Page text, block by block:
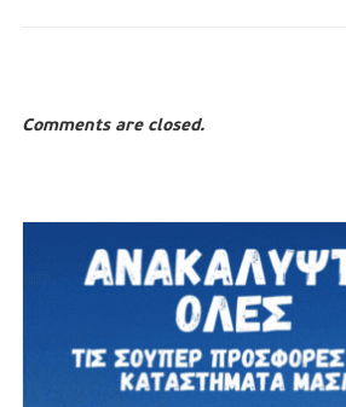
Comments are closed.